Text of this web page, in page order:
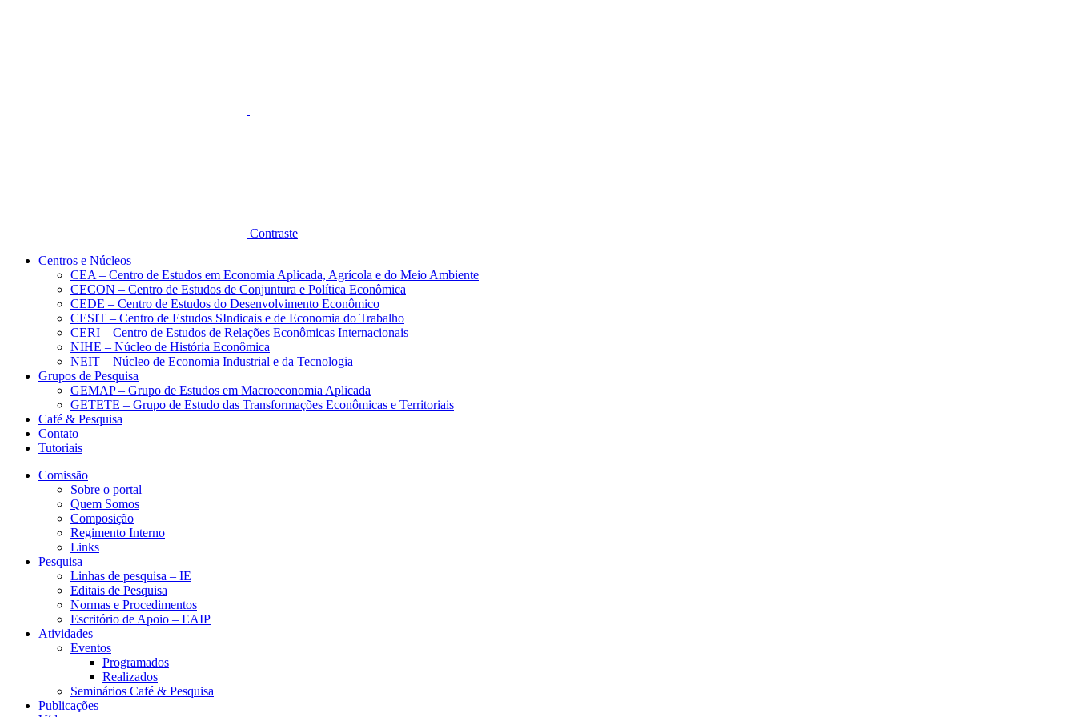
Contraste
Centros e Núcleos
CEA – Centro de Estudos em Economia Aplicada, Agrícola e do Meio Ambiente
CECON – Centro de Estudos de Conjuntura e Política Econômica
CEDE – Centro de Estudos do Desenvolvimento Econômico
CESIT – Centro de Estudos SIndicais e de Economia do Trabalho
CERI – Centro de Estudos de Relações Econômicas Internacionais
NIHE – Núcleo de História Econômica
NEIT – Núcleo de Economia Industrial e da Tecnologia
Grupos de Pesquisa
GEMAP – Grupo de Estudos em Macroeconomia Aplicada
GETETE – Grupo de Estudo das Transformações Econômicas e Territoriais
Café & Pesquisa
Contato
Tutoriais
Comissão
Sobre o portal
Quem Somos
Composição
Regimento Interno
Links
Pesquisa
Linhas de pesquisa – IE
Editais de Pesquisa
Normas e Procedimentos
Escritório de Apoio – EAIP
Atividades
Eventos
Programados
Realizados
Seminários Café & Pesquisa
Publicações